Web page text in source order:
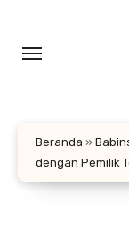
konten
Beranda »
dengan Pemilik